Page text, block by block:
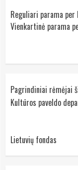
Reguliari parama per
Vienkartinė parama
Pagrindiniai rėmėjai
Kultūros paveldo
Lietuvių fondas